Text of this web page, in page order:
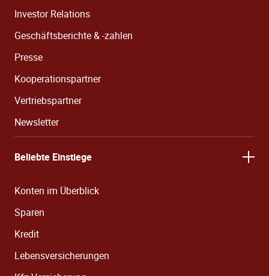
Investor Relations
Geschäftsberichte & -zahlen
Presse
Kooperationspartner
Vertriebspartner
Newsletter
Beliebte Einstiege
Konten im Überblick
Sparen
Kredit
Lebensversicherungen